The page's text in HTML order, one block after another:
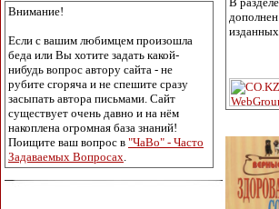
Внимание!
Если с вашим любимцем произошла
беда или Вы хотите задать какой-
нибудь вопрос автору сайта - не
рубите сгоряча и не спешите сразу
засыпать автора письмами. Сайт
существует очень давно и на нём
накоплена огромная база знаний!
Поищите ваш вопрос в "ЧаВо" - Часто
Задаваемых Вопросах